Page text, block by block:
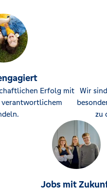
Erfolg mit Wir
zu
Jobs mit